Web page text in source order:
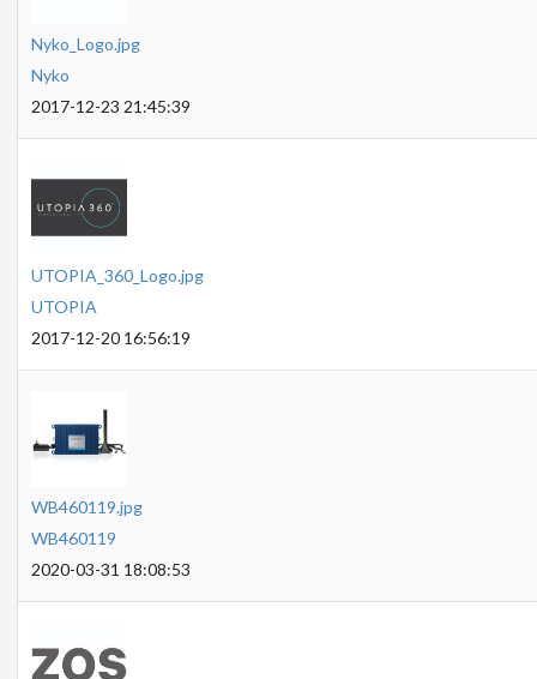
Nyko_Logo.jpg
Nyko
2017-12-23 21:45:39
UTOPIA_360_Logo.jpg
UTOPIA
2017-12-20 16:56:19
WB460119.jpg
WB460119
2020-03-31 18:08:53